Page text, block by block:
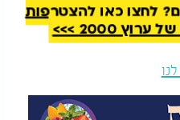
לחפש מזון בלילה.
מוכר גם בקרב חובבי
בתחום, הוא ניזון מאצות,
המצוי בסביבתו, ונחשב
לחצו כאן להצטרפות
2000 >>>